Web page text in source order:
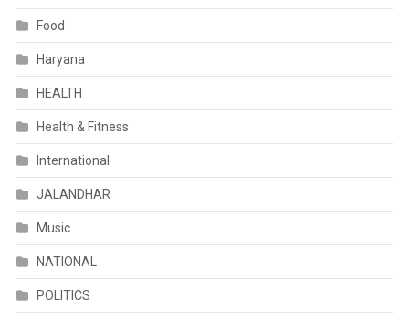
Food
Haryana
HEALTH
Health & Fitness
International
JALANDHAR
Music
NATIONAL
POLITICS